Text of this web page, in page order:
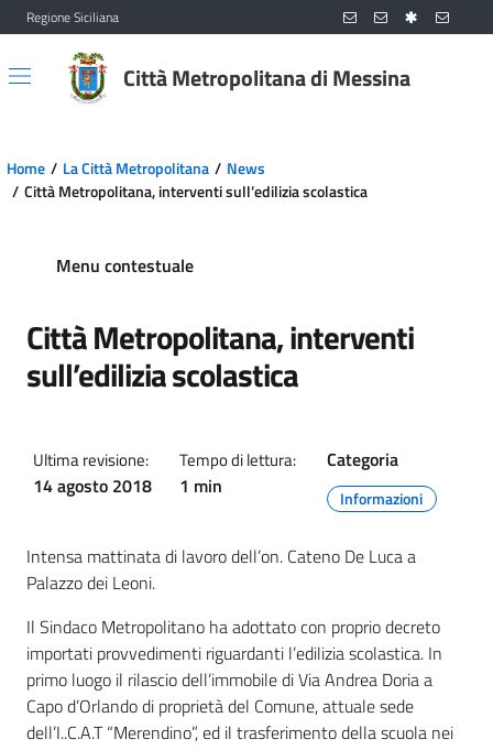
Vai al contenuto principale
Vai al menu principale
Regione Siciliana
Città Metropolitana di Messina
Home La Città Metropolitana
News
Città Metropolitana, interventi sull’edilizia scolastica
Menu contestuale
Città Metropolitana, interventi
sull’edilizia scolastica
Ultima revisione:
14 agosto 2018
Tempo di lettura:
1 min
Categoria
Informazioni
Intensa mattinata di lavoro dell’on. Cateno De Luca a
Palazzo dei Leoni.
Il Sindaco Metropolitano ha adottato con proprio decreto
importati provvedimenti riguardanti l’edilizia scolastica. In
primo luogo il rilascio dell’immobile di Via Andrea Doria a
Capo d’Orlando di proprietà del Comune, attuale sede
dell’I..C.A.T “Merendino”, ed il trasferimento della scuola nei